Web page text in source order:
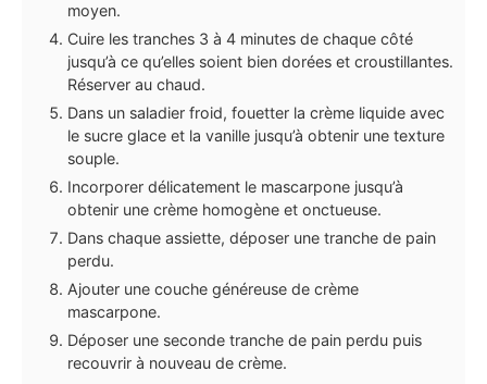
moyen.
Cuire les tranches 3 à 4 minutes de chaque côté
jusqu’à ce qu’elles soient bien dorées et croustillantes.
Réserver au chaud.
Dans un saladier froid, fouetter la crème liquide avec
le sucre glace et la vanille jusqu’à obtenir une texture
souple.
Incorporer délicatement le mascarpone jusqu’à
obtenir une crème homogène et onctueuse.
Dans chaque assiette, déposer une tranche de pain
perdu.
Ajouter une couche généreuse de crème
mascarpone.
Déposer une seconde tranche de pain perdu puis
recouvrir à nouveau de crème.